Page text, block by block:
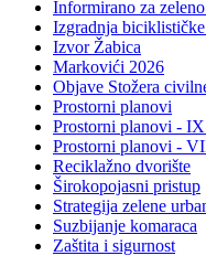
Informirano za zeleno
Izgradnja biciklističke
Izvor Žabica
Markovići 2026
Objave Stožera
Prostorni planovi
Prostorni planovi -
Prostorni planovi -
Reciklažno dvorište
Širokopojasni pristup
Strategija zelene
Suzbijanje komaraca
Zaštita i sigurnost